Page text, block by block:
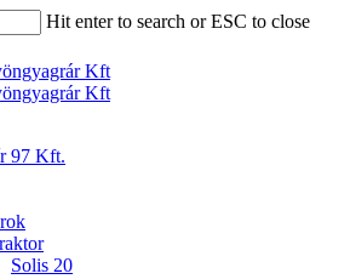
Hit enter to search or ESC to close
97 Kft.
Solis 20